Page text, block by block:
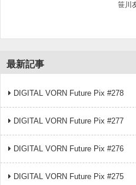
笹川
最新記事
DIGITAL VORN Future Pix #278
DIGITAL VORN Future Pix #277
DIGITAL VORN Future Pix #276
DIGITAL VORN Future Pix #275